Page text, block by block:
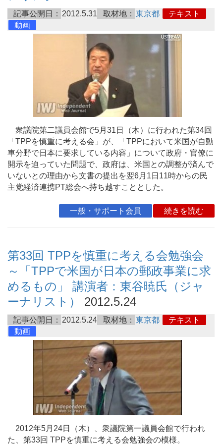
記事公開日： 2012.5.31 取材地： 東京都
テキスト
動画
衆議院第二議員会館で5月31日（木）に行われた第34回
「TPPを慎重に考える会」が、「TPPにおいて米国が自動
車分野で日本に要求している内容」について政府・官僚に
開示を迫っていた問題で、政府は、米国との調整が済んで
いないとの理由から文書の提出を翌6月1日11時からの民
主党経済連携PT総会へ持ち越すこととした。
一般・サポート会員 続きを読む
第33回 TPPを慎重に考える会勉強会
～「TPPで米国が日本の郵政事業に求
めるもの」 講演者：東谷暁氏（ジャ
ーナリスト）
2012.5.24
記事公開日： 2012.5.24 取材地： 東京都
テキスト
動画
2012年5月24日（木）、衆議院第一議員会館で行われ
た、第33回 TPPを慎重に考える会勉強会の模様。